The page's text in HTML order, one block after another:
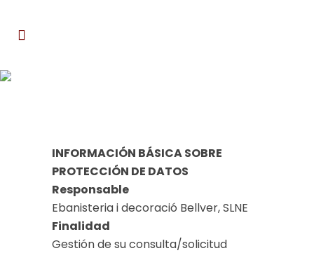
INFORMACIÓN BÁSICA SOBRE
PROTECCIÓN DE DATOS
Responsable
Ebanisteria i decoració Bellver, SLNE
Finalidad
Gestión de su consulta/solicitud